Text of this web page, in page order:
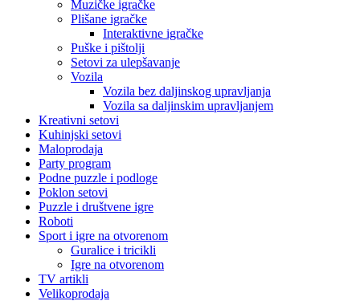
Muzičke igračke
Plišane igračke
Interaktivne igračke
Puške i pištolji
Setovi za ulepšavanje
Vozila
Vozila bez daljinskog upravljanja
Vozila sa daljinskim upravljanjem
Kreativni setovi
Kuhinjski setovi
Maloprodaja
Party program
Podne puzzle i podloge
Poklon setovi
Puzzle i društvene igre
Roboti
Sport i igre na otvorenom
Guralice i tricikli
Igre na otvorenom
TV artikli
Velikoprodaja